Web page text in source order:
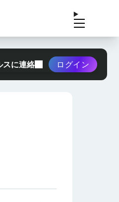
スに連絡 ログイン